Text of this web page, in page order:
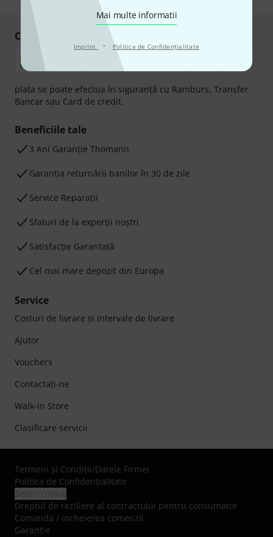
Mai multe informatii
Imprint · Politica de Confidenţialitate
Cumpărați și plătiți în siguranță
plata se poate efectua în siguranță cu Ramburs, Transfer
Bancar sau Card de credit.
Beneficiile tale
3 Ani Garanție Thomann
Garanţia returnării banilor în 30 de zile
Service Reparații
Sfaturi de la experții noștri
Satisfacție Garantată
Cel mai mare depozit din Europa
Service
Costuri de livrare şi Intervale de livrare
Ajutor
Vouchers
Contactaţi-ne
Walk-in Store
Clasificare servicii
Termeni şi Condiţii/Datele Firmei
Politica de Confidenţialitate
Dreptul de reziliere al contractului pentru consumator
Comanda / incheierea comenzii
Garanție